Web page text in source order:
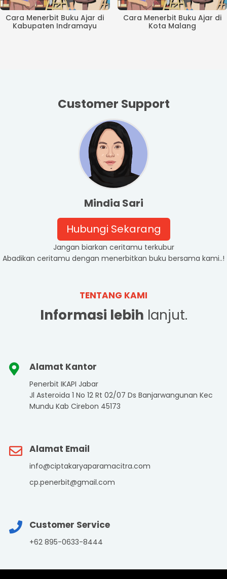
Cara Menerbit Buku Ajar di
Kabupaten Indramayu
Cara Menerbit Buku Ajar di
Kota Malang
Customer Support
Mindia Sari
Hubungi Sekarang
Jangan biarkan ceritamu terkubur
Abadikan ceritamu dengan menerbitkan buku bersama kami..!
TENTANG KAMI
Informasi lebih lanjut.
Alamat Kantor
Penerbit IKAPI Jabar
Jl Asteroida 1 No 12 Rt 02/07 Ds Banjarwangunan Kec
Mundu Kab Cirebon 45173
Alamat Email
info@ciptakaryaparamacitra.com
cp.penerbit@gmail.com
Customer Service
+62 895-0633-8444